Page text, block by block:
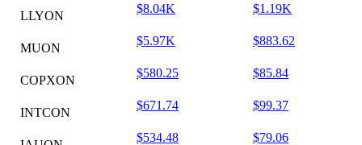
LLYON
$8.04K $1.19K
MUON
$5.97K $883.62
COPXON
$580.25 $85.84
INTCON
$671.74 $99.37
$534.48 $79.06